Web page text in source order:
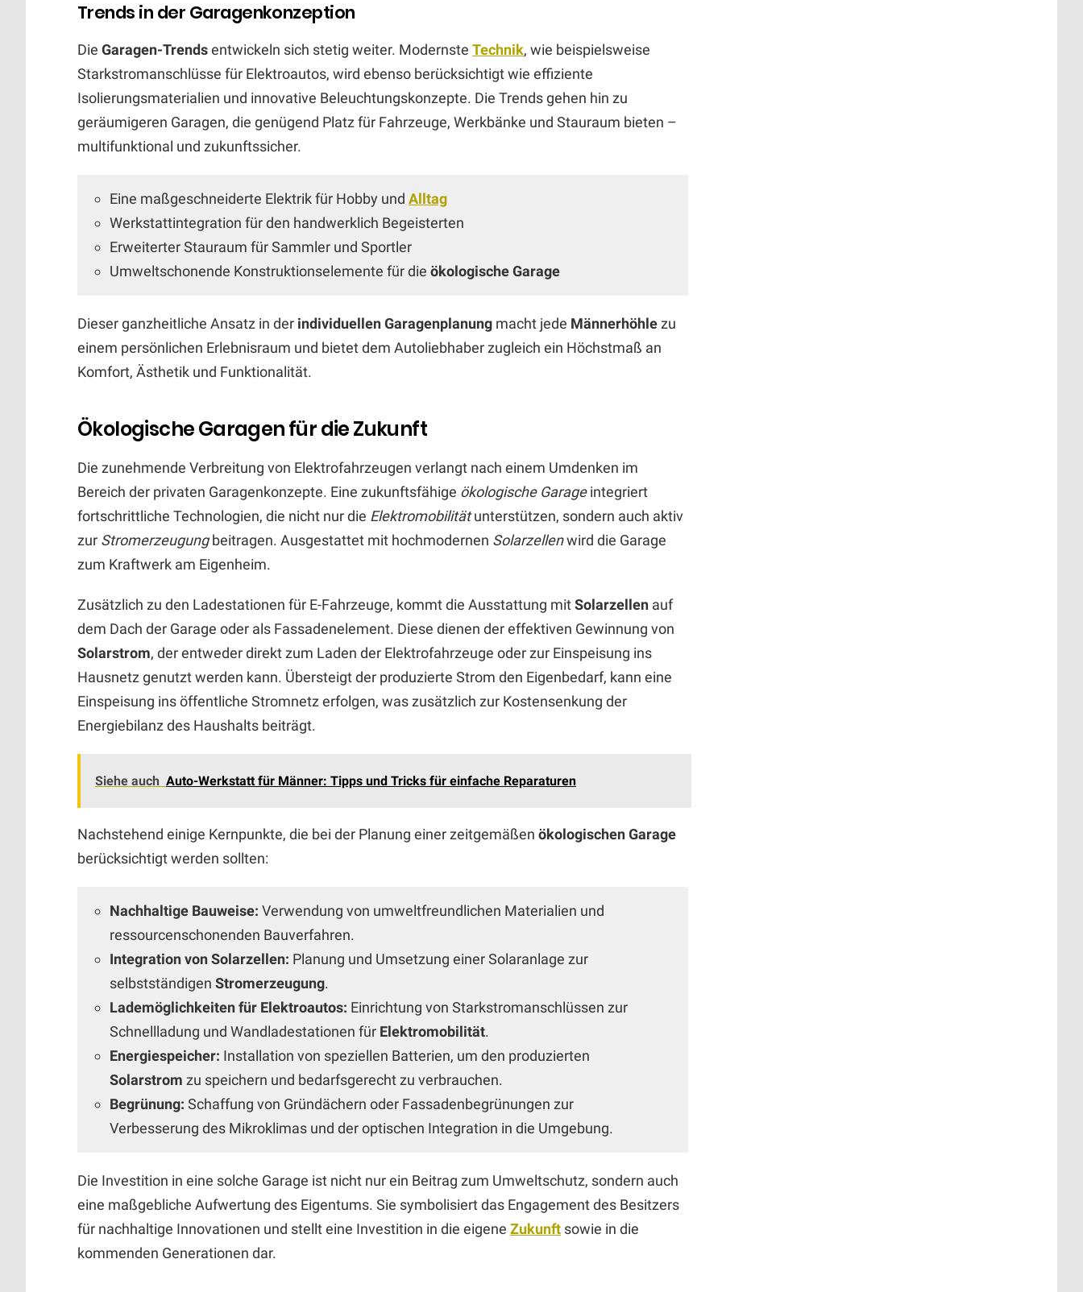
Trends in der Garagenkonzeption
Die Garagen-Trendsentwickeln sich stetig weiter. Modernste Technik, wie beispielsweise
Starkstromanschlüsse für Elektroautos, wird ebenso berücksichtigt wie effiziente
Isolierungsmaterialien und innovative Beleuchtungskonzepte. Die Trends gehen hin zu
geräumigeren Garagen, die genügend Platz für Fahrzeuge, Werkbänke und Stauraum bieten –
multifunktional und zukunftssicher.
Eine maßgeschneiderte Elektrik für Hobby und Alltag
Werkstattintegration für den handwerklich Begeisterten
Erweiterter Stauraum für Sammler und Sportler
Umweltschonende Konstruktionselemente für die ökologische Garage
Dieser ganzheitliche Ansatz in der individuellen Garagenplanung macht jede Männerhöhlezu
einem persönlichen Erlebnisraum und bietet dem Autoliebhaber zugleich ein Höchstmaß an
Komfort, Ästhetik und Funktionalität.
Ökologische Garagen für die Zukunft
Die zunehmende Verbreitung von Elektrofahrzeugen verlangt nach einem Umdenken im
Bereich der privaten Garagenkonzepte. Eine zukunftsfähige ökologische Garageintegriert
fortschrittliche Technologien, die nicht nur die Elektromobilitätunterstützen, sondern auch aktiv
zur Stromerzeugungbeitragen. Ausgestattet mit hochmodernen Solarzellenwird die Garage
zum Kraftwerk am Eigenheim.
Zusätzlich zu den Ladestationen für E-Fahrzeuge, kommt die Ausstattung mitSolarzellen auf
dem Dach der Garage oder als Fassadenelement. Diese dienen der effektiven Gewinnung von
Solarstrom, der entweder direkt zum Laden der Elektrofahrzeuge oder zur Einspeisung ins
Hausnetz genutzt werden kann. Übersteigt der produzierte Strom den Eigenbedarf, kann eine
Einspeisung ins öffentliche Stromnetz erfolgen, was zusätzlich zur Kostensenkung der
Energiebilanz des Haushalts beiträgt.
Siehe auch Auto-Werkstatt für Männer: Tipps und Tricks für einfache Reparaturen
Nachstehend einige Kernpunkte, die bei der Planung einer zeitgemäßen ökologischen Garage
berücksichtigt werden sollten:
Nachhaltige Bauweise: Verwendung von umweltfreundlichen Materialien und
ressourcenschonenden Bauverfahren.
Integration von Solarzellen: Planung und Umsetzung einer Solaranlage zur
selbstständigen Stromerzeugung.
Lademöglichkeiten für Elektroautos: Einrichtung von Starkstromanschlüssen zur
Schnellladung und Wandladestationen für Elektromobilität.
Energiespeicher: Installation von speziellen Batterien, um den produzierten
Solarstrom zu speichern und bedarfsgerecht zu verbrauchen.
Begrünung: Schaffung von Gründächern oder Fassadenbegrünungen zur
Verbesserung des Mikroklimas und der optischen Integration in die Umgebung.
Die Investition in eine solche Garage ist nicht nur ein Beitrag zum Umweltschutz, sondern auch
eine maßgebliche Aufwertung des Eigentums. Sie symbolisiert das Engagement des Besitzers
für nachhaltige Innovationen und stellt eine Investition in die eigene Zukunft sowie in die
kommenden Generationen dar.